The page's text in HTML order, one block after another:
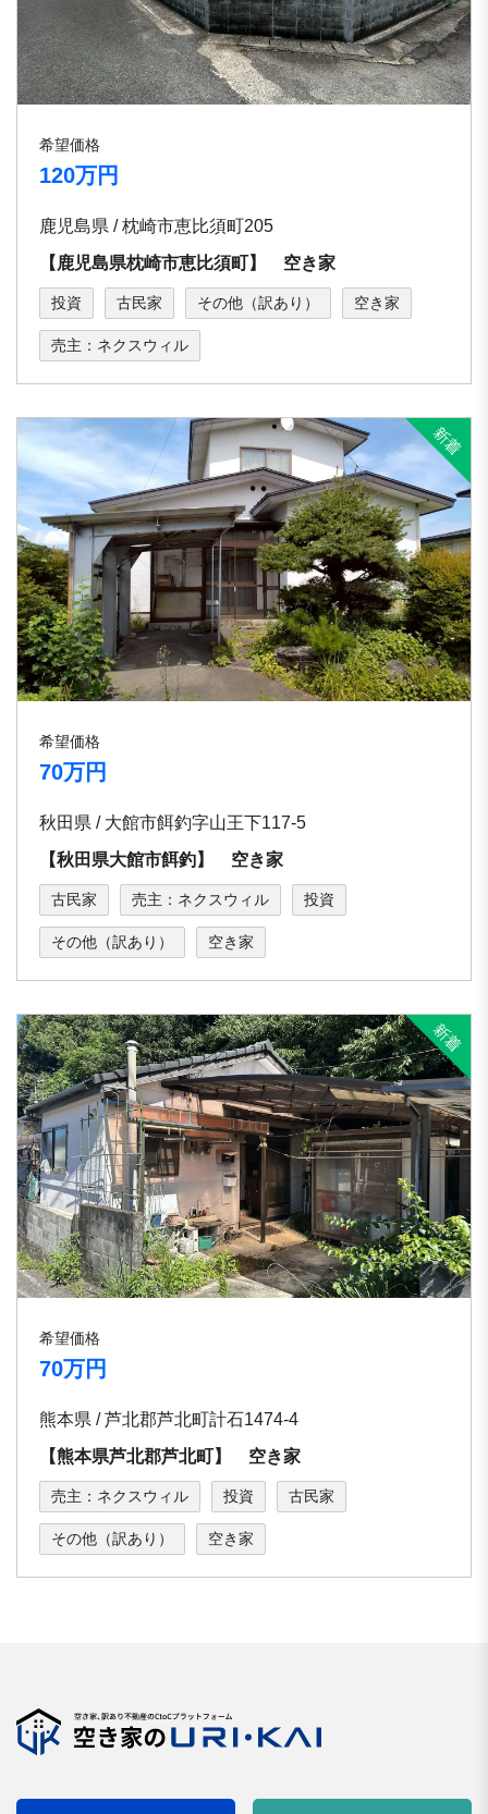
希望価格
120万円
鹿児島県 / 枕崎市恵比須町205
【鹿児島県枕崎市恵比須町】 空き家
投資 古民家 その他（訳あり） 空き家
売主：ネクスウィル
希望価格
70万円
秋田県 / 大館市餌釣字山王下117-5
【秋田県大館市餌釣】 空き家
古民家 売主：ネクスウィル 投資
その他（訳あり） 空き家
希望価格
70万円
熊本県 / 芦北郡芦北町計石1474-4
【熊本県芦北郡芦北町】 空き家
売主：ネクスウィル 投資 古民家
その他（訳あり） 空き家